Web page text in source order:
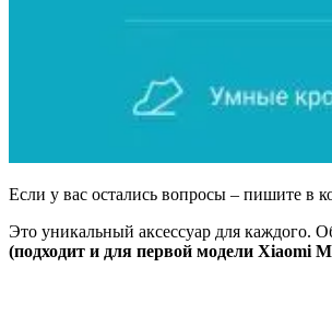
Если у вас остались вопросы – пишите в
Это уникальный аксессуар для каждого.
(подходит и для первой модели Xiaomi